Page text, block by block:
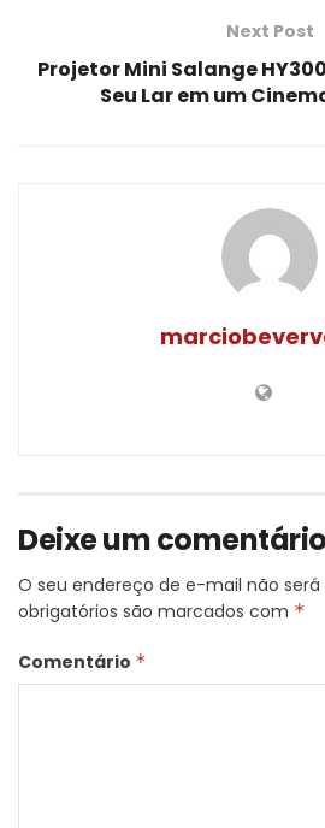
Next Post
Projetor Mini Salange
Seu Lar em um
Deixe um comentário
O seu endereço de e-mail não será
obrigatórios são marcados com *
Comentário *